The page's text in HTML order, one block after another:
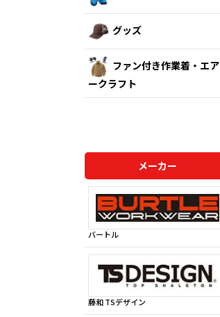
グッズ
ファン付き作業着・エア
ークラフト
メーカー
バートル
藤和 TSデザイン